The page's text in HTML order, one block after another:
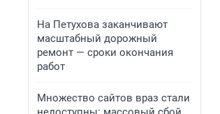
На Петухова заканчивают
масштабный дорожный
ремонт — сроки окончания
работ
Множество сайтов враз стали